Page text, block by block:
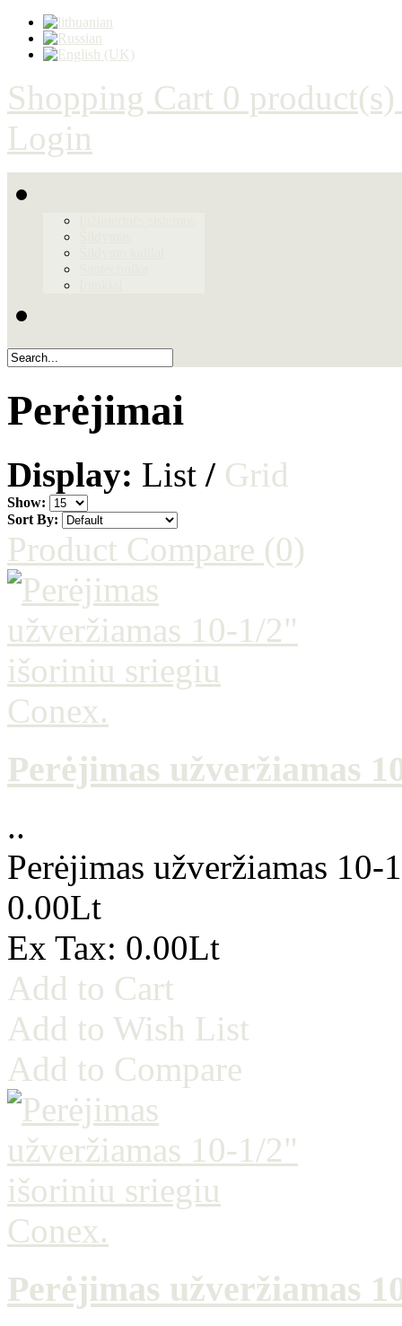
Shopping Cart 0
Login
Perėjimai
Display: List / Grid
Show:
Sort By:
Product Compare (0)
Perėjimas užveržiamas
..
Perėjimas užveržiamas
0.00Lt
Ex Tax: 0.00Lt
Add to Cart
Add to Wish List
Add to Compare
Perėjimas užveržiamas